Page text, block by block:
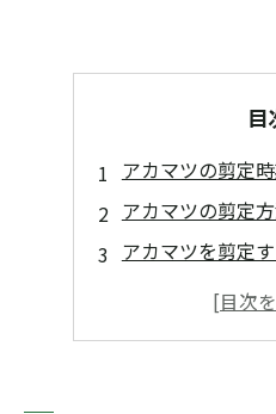
目
アカマツの剪定
アカマツの剪定
アカマツを剪定